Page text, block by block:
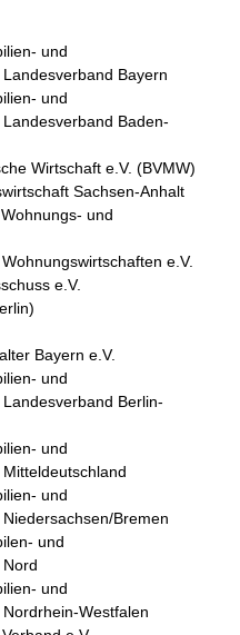
und
Bayern
und
Baden-
Wirtschaft e.V. (BVMW)
Sachsen-Anhalt
und
e.V.
e.V.
Bayern e.V.
und
Berlin-
und
und
Bremen
und
und
Westfalen